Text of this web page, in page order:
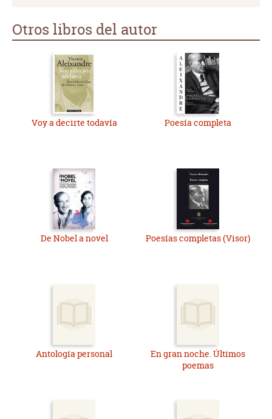
Otros libros del autor
Voy a decirte todavía Poesía completa
De Nobel a novel Poesías completas (Visor)
Antología personal
En gran noche. Últimos
poemas